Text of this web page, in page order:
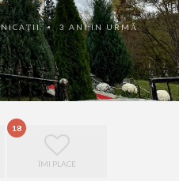
•3 ANI ÎN URMĂ
18
ÎMI PLACE